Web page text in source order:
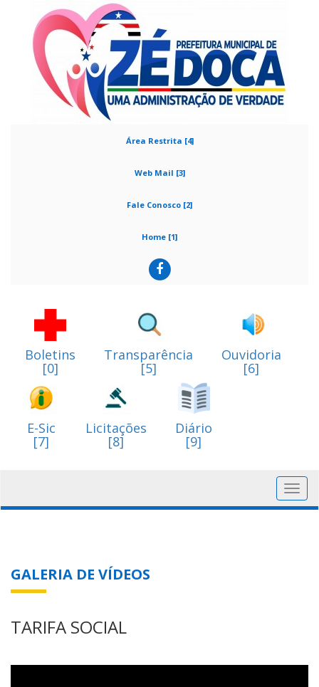
Área Restrita [4]
Web Mail [3]
Fale Conosco [2]
Home [1]
Boletins
[0]
Transparência
[5]
Ouvidoria
[6]
E-Sic
[7]
Licitações
[8]
Diário
[9]
GALERIA DE VÍDEOS
TARIFA SOCIAL